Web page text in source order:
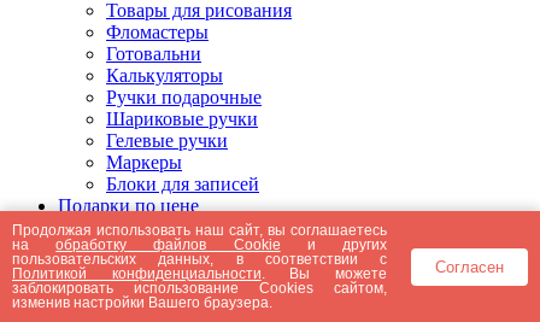
Товары для рисования
Фломастеры
Готовальни
Калькуляторы
Ручки подарочные
Шариковые ручки
Гелевые ручки
Маркеры
Блоки для записей
Подарки по цене
Подарки от 5000 рублей
Подарки до 5000 рублей
Подарки до 3000 рублей
Подарки до 2000 рублей
Подарки до 1000 рублей
Продолжая использовать наш сайт, вы соглашаетесь
наобработку файлов Cookie и других
пользовательских данных, в соответствии с
Политикой конфиденциальности . Вы можете
заблокировать использование Cookies сайтом,
изменив настройки Вашего браузера.
Согласен